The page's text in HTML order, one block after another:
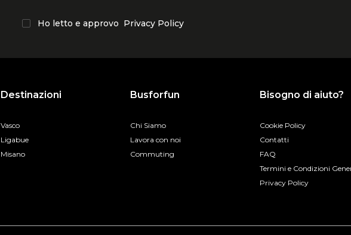
Ho letto e approvo Privacy Policy
Destinazioni
Vasco
Ligabue
Misano
Busforfun
Chi Siamo
Lavora con noi
Commuting
Bisogno di aiuto?
Cookie Policy
Contatti
FAQ
Termini e Condizioni
Privacy Policy